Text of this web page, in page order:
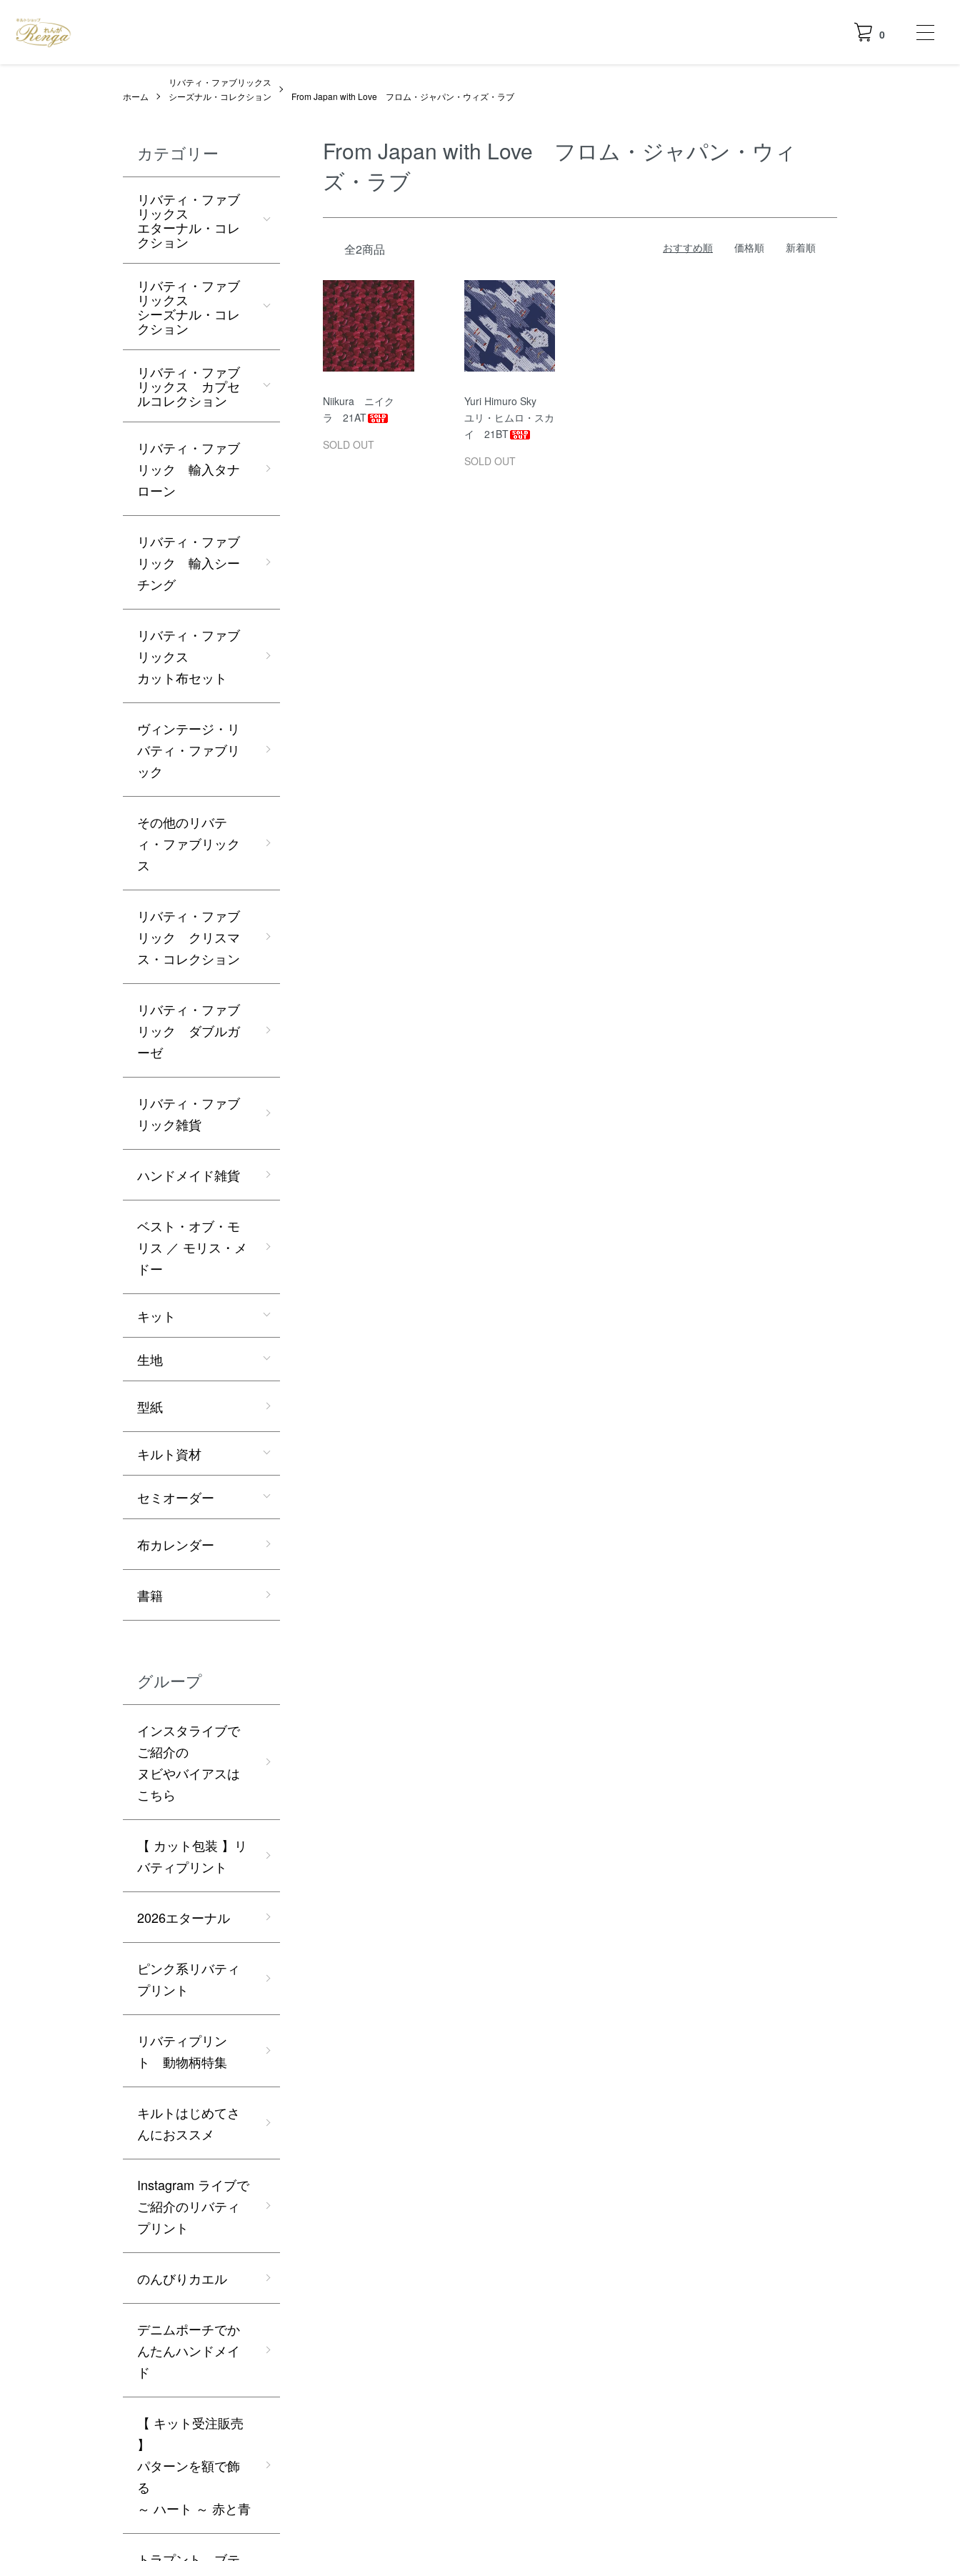
0
ホーム
リバティ・ファブリックス
シーズナル・コレクション
From Japan with Love フロム・ジャパン・ウィズ・ラブ
From Japan with Love フロム・ジャパン・ウィ
ズ・ラブ
全2商品 おすすめ順 価格順 新着順
Niikura ニイク
ラ 21AT
SOLD OUT
Yuri Himuro Sky
ユリ・ヒムロ・スカ
イ 21BT
SOLD OUT
カテゴリー
リバティ・ファブ
リックス
エターナル・コレ
クション
リバティ・ファブ
リックス
シーズナル・コレ
クション
リバティ・ファブ
リックス カプセ
ルコレクション
リバティ・ファブ
リック 輸入タナ
ローン
リバティ・ファブ
リック 輸入シー
チング
リバティ・ファブ
リックス
カット布セット
ヴィンテージ・リ
バティ・ファブリ
ック
その他のリバテ
ィ・ファブリック
ス
リバティ・ファブ
リック クリスマ
ス・コレクション
リバティ・ファブ
リック ダブルガ
ーゼ
リバティ・ファブ
リック雑貨
ハンドメイド雑貨
ベスト・オブ・モ
リス ／ モリス・メ
ドー
キット
生地
型紙
キルト資材
セミオーダー
布カレンダー
書籍
グループ
インスタライブで
ご紹介の
ヌビやバイアスは
こちら
【 カット包装 】リ
バティプリント
2026エターナル
ピンク系リバティ
プリント
リバティプリン
ト 動物柄特集
キルトはじめてさ
んにおススメ
Instagram ライブで
ご紹介のリバティ
プリント
のんびりカエル
デニムポーチでか
んたんハンドメイ
ド
【 キット受注販売
】
パターンを額で飾
る
～ ハート ～ 赤と青